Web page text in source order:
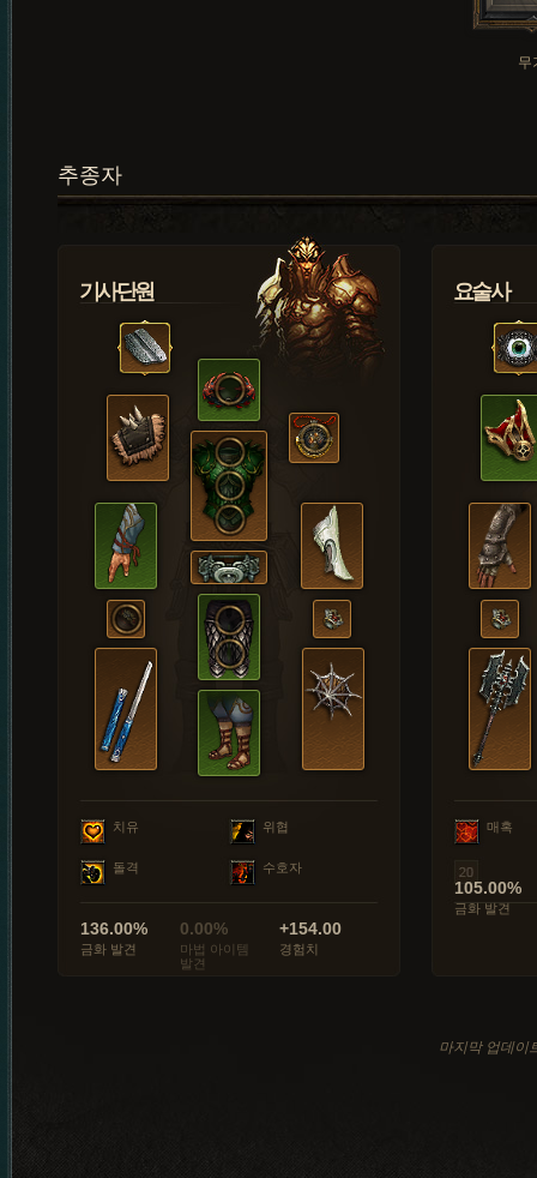
무
추종자
기사단원
치유 위협
돌격 수호자
136.00%
금화 발견
0.00%
마법 아이템
발견
+154.00
경험치
요술사
매혹
105.00%
금화 발견
마지막 업데이